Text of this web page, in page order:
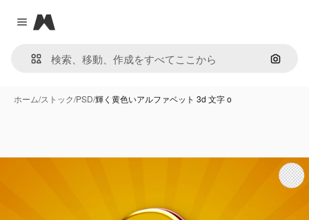
Close menu
Magnific
画像で
ホーム/ストック/PSD/輝く黄色いアルファベット 3d 文字 o